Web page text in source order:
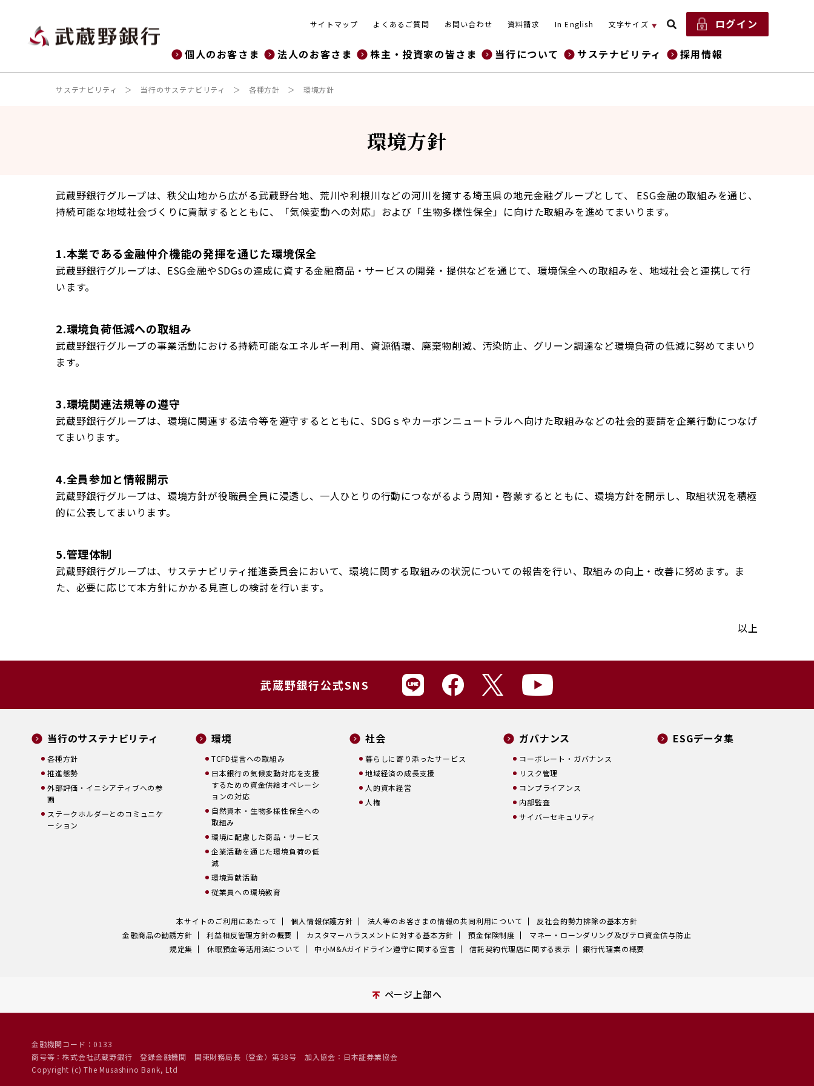
サイトマップ よくあるご質問 お問い合わせ 資料請求 In English 文字サイズ ログイン
個人のお客さま 法人のお客さま 株主・投資家の皆さま 当行について サステナビリティ 採用情報
サステナビリティ 当行のサステナビリティ 各種方針 環境方針
環境方針
武蔵野銀行グループは、秩父山地から広がる武蔵野台地、荒川や利根川などの河川を擁する埼玉県の地元金融グループとして、 ESG金融の取組みを通じ、
持続可能な地域社会づくりに貢献するとともに、「気候変動への対応」および「生物多様性保全」に向けた取組みを進めてまいります。
1.本業である金融仲介機能の発揮を通じた環境保全
武蔵野銀行グループは、ESG金融やSDGsの達成に資する金融商品・サービスの開発・提供などを通じて、環境保全への取組みを、地域社会と連携して行
います。
2.環境負荷低減への取組み
武蔵野銀行グループの事業活動における持続可能なエネルギー利用、資源循環、廃棄物削減、汚染防止、グリーン調達など環境負荷の低減に努めてまいり
ます。
3.環境関連法規等の遵守
武蔵野銀行グループは、環境に関連する法令等を遵守するとともに、SDGｓやカーボンニュートラルへ向けた取組みなどの社会的要請を企業行動につなげ
てまいります。
4.全員参加と情報開示
武蔵野銀行グループは、環境方針が役職員全員に浸透し、一人ひとりの行動につながるよう周知・啓蒙するとともに、環境方針を開示し、取組状況を積極
的に公表してまいります。
5.管理体制
武蔵野銀行グループは、サステナビリティ推進委員会において、環境に関する取組みの状況についての報告を行い、取組みの向上・改善に努めます。ま
た、必要に応じて本方針にかかる見直しの検討を行います。
以上
武蔵野銀行公式SNS
当行のサステナビリティ
各種方針
推進態勢
外部評価・イニシアティブへの参
画
ステークホルダーとのコミュニケ
ーション
環境
TCFD提言への取組み
日本銀行の気候変動対応を支援
するための資金供給オペレーシ
ョンの対応
自然資本・生物多様性保全への
取組み
環境に配慮した商品・サービス
企業活動を通じた環境負荷の低
減
環境貢献活動
従業員への環境教育
社会
暮らしに寄り添ったサービス
地域経済の成長支援
人的資本経営
人権
ガバナンス
コーポレート・ガバナンス
リスク管理
コンプライアンス
内部監査
サイバーセキュリティ
ESGデータ集
本サイトのご利用にあたって 個人情報保護方針 法人等のお客さまの情報の共同利用について
反社会的勢力排除の基本方針
金融商品の勧誘方針
利益相反管理方針の概要 カスタマーハラスメントに対する基本方針 預金保険制度
マネー・ローンダリング及びテロ資金供与防止
規定集
休眠預金等活用法について 中小M&Aガイドライン遵守に関する宣言 信託契約代理店に関する表示 銀行代理業の概要
ページ上部へ
金融機関コード：0133
商号等：株式会社武蔵野銀行登録金融機関 関東財務局長（登金）第38号 加入協会：日本証券業協会
Copyright (c) The Musashino Bank, Ltd